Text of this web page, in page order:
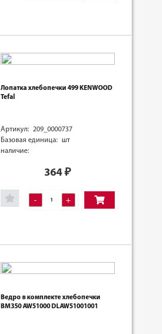
Лопатка хлебопечки 499 KENWOOD
Tefal
Артикул: 209_0000737
Базовая единица: шт
наличие:
364 ₽
- +
Ведро в комплекте хлебопечки
BM350 AW51000 DLAW51001001